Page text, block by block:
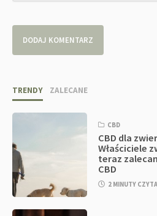
TRENDY ZALECANE
CBD
CBD dla
Właściciele
teraz
CBD
2 MINUTY